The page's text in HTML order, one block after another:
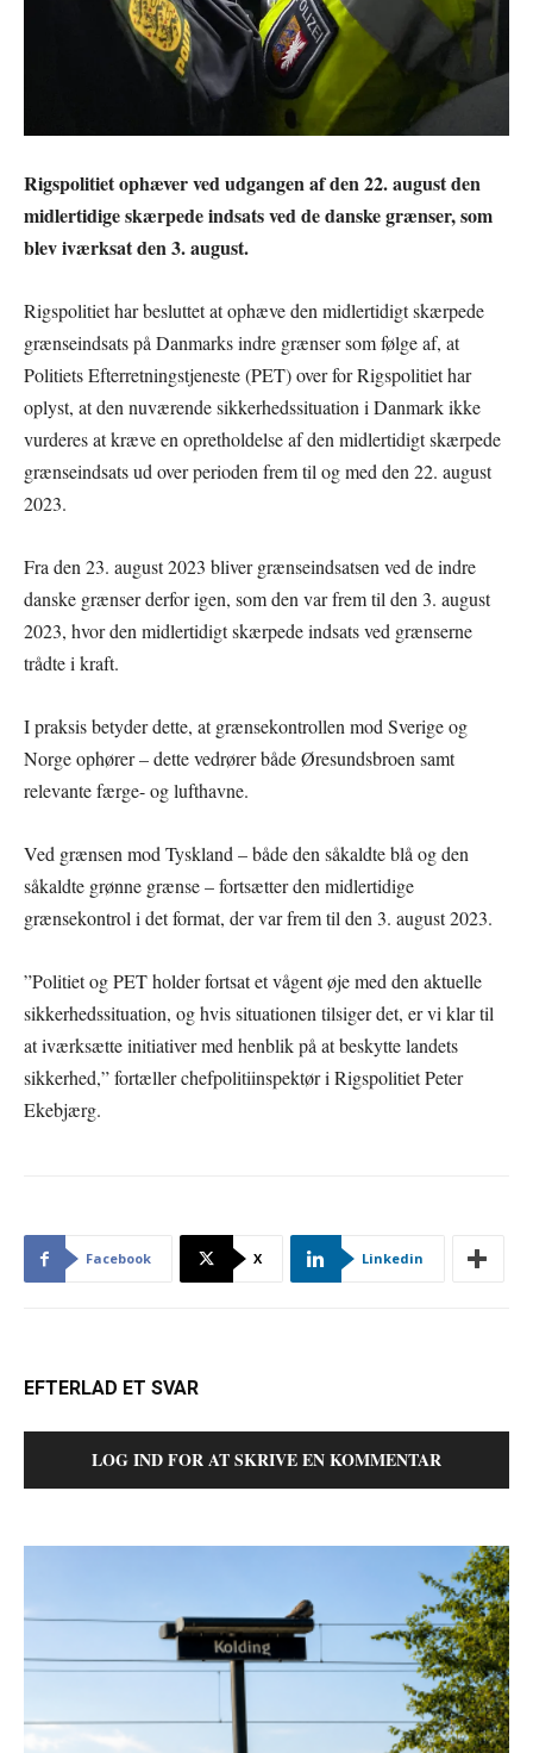
Rigspolitiet ophæver ved udgangen af den 22. august den
midlertidige skærpede indsats ved de danske grænser, som
blev iværksat den 3. august.
Rigspolitiet har besluttet at ophæve den midlertidigt skærpede
grænseindsats på Danmarks indre grænser som følge af, at
Politiets Efterretningstjeneste (PET) over for Rigspolitiet har
oplyst, at den nuværende sikkerhedssituation i Danmark ikke
vurderes at kræve en opretholdelse af den midlertidigt skærpede
grænseindsats ud over perioden frem til og med den 22. august
2023.
Fra den 23. august 2023 bliver grænseindsatsen ved de indre
danske grænser derfor igen, som den var frem til den 3. august
2023, hvor den midlertidigt skærpede indsats ved grænserne
trådte i kraft.
I praksis betyder dette, at grænsekontrollen mod Sverige og
Norge ophører – dette vedrører både Øresundsbroen samt
relevante færge- og lufthavne.
Ved grænsen mod Tyskland – både den såkaldte blå og den
såkaldte grønne grænse – fortsætter den midlertidige
grænsekontrol i det format, der var frem til den 3. august 2023.
”Politiet og PET holder fortsat et vågent øje med den aktuelle
sikkerhedssituation, og hvis situationen tilsiger det, er vi klar til
at iværksætte initiativer med henblik på at beskytte landets
sikkerhed,” fortæller chefpolitiinspektør i Rigspolitiet Peter
Ekebjærg.
Facebook X Linkedin
EFTERLAD ET SVAR
LOG IND FOR AT SKRIVE EN KOMMENTAR